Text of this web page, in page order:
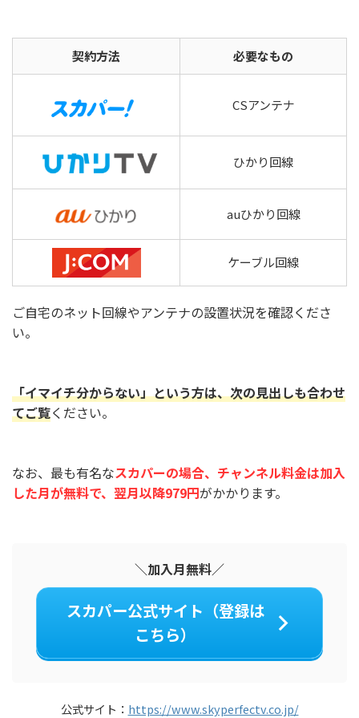
契約方法 必要なもの
CSアンテナ
ひかり回線
auひかり回線
ケーブル回線
ご自宅のネット回線やアンテナの設置状況を確認くださ
い。
「イマイチ分からない」という方は、次の見出しも合わせ
てご覧ください。
なお、最も有名なスカパーの場合、チャンネル料金は加入
した月が無料で、翌月以降979円がかかります。
＼加入月無料／
スカパー公式サイト（登録は
こちら）
公式サイト： https://www.skyperfectv.co.jp/